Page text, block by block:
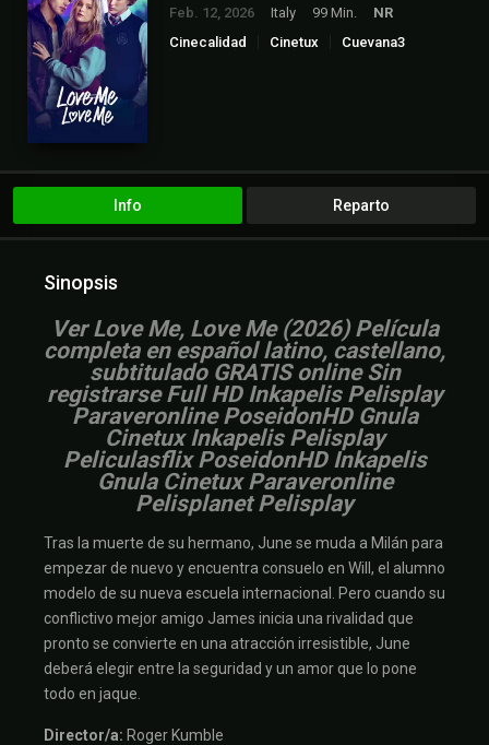
Feb. 12, 2026 Italy 99 Min.
NR
Cinecalidad
Cinetux
Cuevana3
Info Reparto
Sinopsis
Ver Love Me, Love Me (2026) Película
completa en español latino, castellano,
subtitulado GRATIS online Sin
registrarse Full HD Inkapelis Pelisplay
Paraveronline PoseidonHD Gnula
Cinetux Inkapelis Pelisplay
Peliculasflix PoseidonHD Inkapelis
Gnula Cinetux Paraveronline
Pelisplanet Pelisplay
Tras la muerte de su hermano, June se muda a Milán para
empezar de nuevo y encuentra consuelo en Will, el alumno
modelo de su nueva escuela internacional. Pero cuando su
conflictivo mejor amigo James inicia una rivalidad que
pronto se convierte en una atracción irresistible, June
deberá elegir entre la seguridad y un amor que lo pone
todo en jaque.
Director/a: Roger Kumble